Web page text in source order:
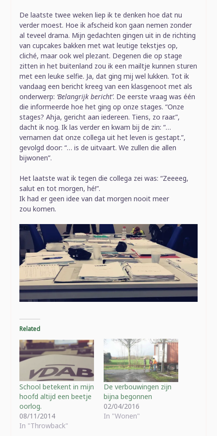
De laatste twee weken liep ik te denken hoe dat nu
verder moest. Hoe ik afscheid kon gaan nemen zonder
al teveel drama. Mijn gedachten gingen uit in de richting
van cupcakes bakken met wat leutige tekstjes op,
cliché, maar ook wel plezant. Degenen die op stage
zitten in het buitenland zou ik een mailtje kunnen sturen
met een leuke selfie. Ja, dat ging mij wel lukken. Tot ik
vandaag een bericht kreeg van een klasgenoot met als
onderwerp: ‘Belangrijk bericht’. De eerste vraag was één
die informeerde hoe het ging op onze stages. “Onze
stages? Ahja, gericht aan iedereen. Tiens, zo raar.”,
dacht ik nog. Ik las verder en kwam bij de zin: “…
vernamen dat onze collega uit het leven is gestapt.”,
gevolgd door: “… is de uitvaart. We zullen die allen
bijwonen”.
Het laatste wat ik tegen die collega zei was: “Zeeeeg,
salut en tot morgen, hé!”.
Ik had er geen idee van dat morgen nooit meer
zou komen.
Related
School betekent in mijn
hoofd altijd een beetje
oorlog.
08/11/2014
In "Throwback"
De verbouwingen zijn
bijna begonnen
02/04/2016
In "Wonen"